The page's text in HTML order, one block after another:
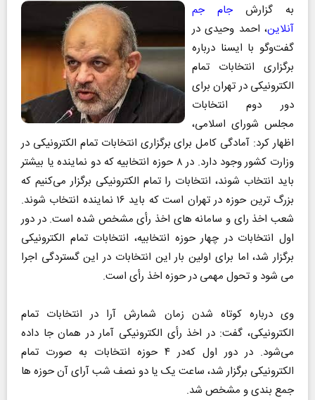
به گزارشجام جم
آنلاین، احمد وحیدی در
گفت‌وگو با ایسنا درباره
برگزاری انتخابات تمام
الکترونیکی در تهران برای
دور دوم انتخابات
مجلس شورای اسلامی،
اظهار کرد: آمادگی کامل برای برگزاری انتخابات تمام الکترونیکی در
وزارت کشور وجود دارد. در ۸ حوزه انتخابیه که دو نماینده یا بیشتر
باید انتخاب شوند، انتخابات را تمام الکترونیکی برگزار می‌کنیم که
بزرگ ترین حوزه در تهران است که باید ۱۶ نماینده انتخاب شوند.
شعب اخذ رای و سامانه های اخذ رأی مشخص شده است. در دور
اول انتخابات در چهار حوزه انتخابیه، انتخابات تمام الکترونیکی
برگزار شد، اما برای اولین بار این انتخابات در این گستردگی اجرا
می شود و تحول مهمی در حوزه اخذ رأی است.
وی درباره کوتاه شدن زمان شمارش آرا در انتخابات تمام
الکترونیکی، گفت: در اخذ رأی الکترونیکی آمار در همان جا داده
می‌شود. در دور اول که‌در ۴ حوزه انتخابات به صورت تمام
الکترونیکی برگزار شد، ساعت یک یا دو نصف شب آرای آن حوزه ها
جمع بندی و مشخص شد.